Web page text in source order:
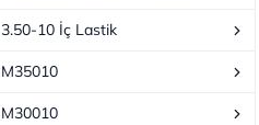
3.50-10 İç Lastik
M35010
M30010